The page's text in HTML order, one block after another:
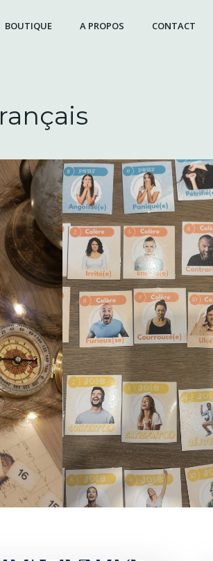
BOUTIQUE A PROPOS CONTACT